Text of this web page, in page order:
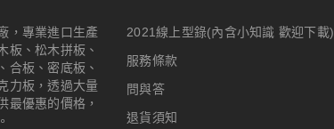
，專業進口生產
板、松木拼板、
合板、密底板、
力板，透過大量
最優惠的價格，
2021線上型錄(內含小知識 歡迎下載)
服務條款
問與答
退貨須知